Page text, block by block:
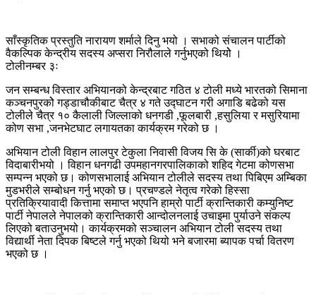
साँस्कृतिक प्रस्तुति नारायण शर्माले दिनु भयो । सभाको संचालन पार्टीको
वैकल्पिक केन्द्रीय सदस्य अप्सरा निरौलाले गर्नुभएको थियोे ।
टोलीनम्बर ३ः
जन सम्बन्ध विस्तार अभियानको केन्द्रबाट गठित ४ टोली मध्ये भारतको सिमाना
कञ्चनपुरकोे गड्डाचौकीबाट चैत्र ४ गते उद्घाटन गरी अगाडि बढेको यस
टोलीले चैत्र १० कैलाली जिल्लाको धनगडी ,फूलबारी ,हसुलिया र मसुरियामा
कोण सभा ,जनभेटघाट लगायतका कार्यक्रम गरेको छ ।
अभियान टोली विहान लालपुर टेकुला निवासी विजय सि के (सार्की)को घरबाट
विदाबारीभयो । विहान धनगढी उपमहानगरपालिकाको शहिद गेटमा कोणसभा
सम्पन्न भएको छ। कोणसभालाई अभियान टोलीले सदस्य तथा पिबिएम अम्बिका
मुडभरीले सम्बोधन गर्नु भएको छ। प्रचण्डले नेतृत्व गरेको हिस्सा
प्रतिक्रियावादी कित्तामा समाप्त भएपनि हाम्रो पार्टी क्रान्तिकारी कम्युनिष्ट
पार्टी नेपालले नेपालको क्रान्तिकारी आन्दोलनलाई उचाइमा पुर्याउने संकल्प
लिएको बताउनुभयो। कार्यक्रमको सञ्चालन अभियान टोली सदस्य तथा
विद्यार्थी नेता दिपक बिष्टले गर्नु भएको थियो भने बजारमा ब्यापक पर्चा वितरण
भएको छ ।